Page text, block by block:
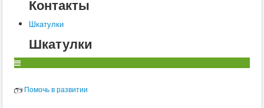
Контакты
Шкатулки
Шкатулки
Помочь в развитии